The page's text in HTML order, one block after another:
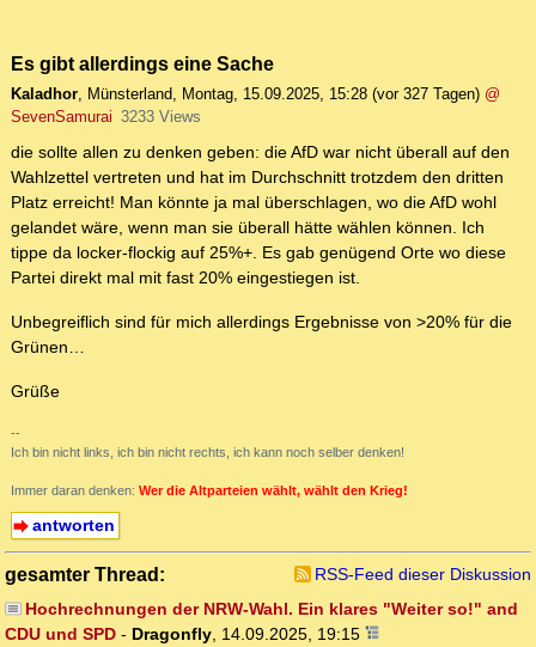
Es gibt allerdings eine Sache
Kaladhor, Münsterland, Montag, 15.09.2025, 15:28 (vor 327 Tagen) @
SevenSamurai 3233 Views
die sollte allen zu denken geben: die AfD war nicht überall auf den
Wahlzettel vertreten und hat im Durchschnitt trotzdem den dritten
Platz erreicht! Man könnte ja mal überschlagen, wo die AfD wohl
gelandet wäre, wenn man sie überall hätte wählen können. Ich
tippe da locker-flockig auf 25%+. Es gab genügend Orte wo diese
Partei direkt mal mit fast 20% eingestiegen ist.
Unbegreiflich sind für mich allerdings Ergebnisse von >20% für die
Grünen…
Grüße
--
Ich bin nicht links, ich bin nicht rechts, ich kann noch selber denken!
Immer daran denken: Wer die Altparteien wählt, wählt den Krieg!
antworten
gesamter Thread:
RSS-Feed dieser Diskussion
Hochrechnungen der NRW-Wahl. Ein klares "Weiter so!" and
CDU und SPD - Dragonfly, 14.09.2025, 19:15